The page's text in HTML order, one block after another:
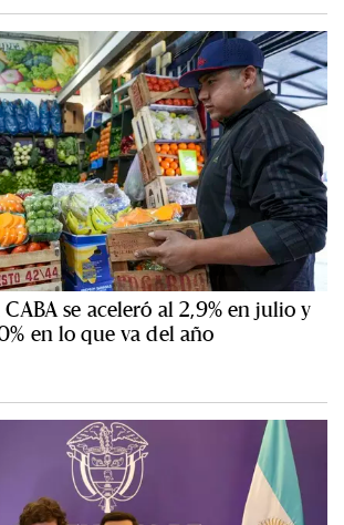
se aceleró al 2,9% en julio y
en lo que va del año